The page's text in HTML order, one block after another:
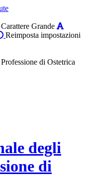
Carattere Grande
Reimposta impostazioni
di Ostetrica
degli
di